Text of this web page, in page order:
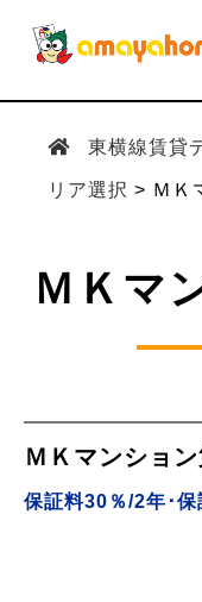
東横線賃貸
リア選択 ＭＫ
ＭＫマ
ＭＫマンショ
保証料30％/2年･